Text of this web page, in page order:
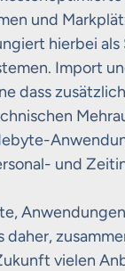
und
hierbei
Import
dass
und
vielen